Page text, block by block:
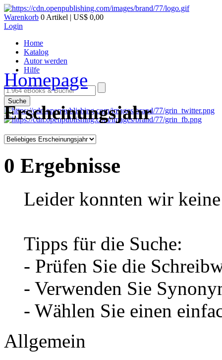
Warenkorb 0 Artikel | US$ 0,00
Login
Home
Katalog
Autor werden
Hilfe
Suche
Homepage
Erscheinungsjahr
0 Ergebnisse
Leider konnten wir
Tipps für die Suche:
- Prüfen Sie die
- Verwenden Sie
- Wählen Sie einen
Allgemein